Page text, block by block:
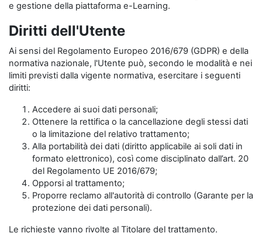
e gestione della piattaforma e-Learning.
Diritti dell'Utente
Ai sensi del Regolamento Europeo 2016/679 (GDPR) e della
normativa nazionale, l'Utente può, secondo le modalità e nei
limiti previsti dalla vigente normativa, esercitare i seguenti
diritti:
Accedere ai suoi dati personali;
Ottenere la rettifica o la cancellazione degli stessi dati
o la limitazione del relativo trattamento;
Alla portabilità dei dati (diritto applicabile ai soli dati in
formato elettronico), così come disciplinato dall’art. 20
del Regolamento UE 2016/679;
Opporsi al trattamento;
Proporre reclamo all'autorità di controllo (Garante per la
protezione dei dati personali).
Le richieste vanno rivolte al Titolare del trattamento.